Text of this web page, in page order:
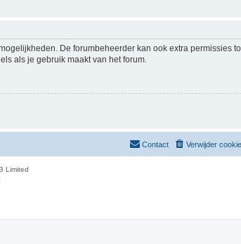
De forumbeheerder kan ook extra permissies
als je gebruik maakt van het forum.
Verwijder
Contact
Limited